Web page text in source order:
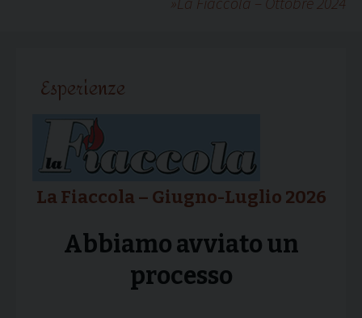
Esperienze
La Fiaccola – Giugno-Luglio 2026
Abbiamo avviato un
processo